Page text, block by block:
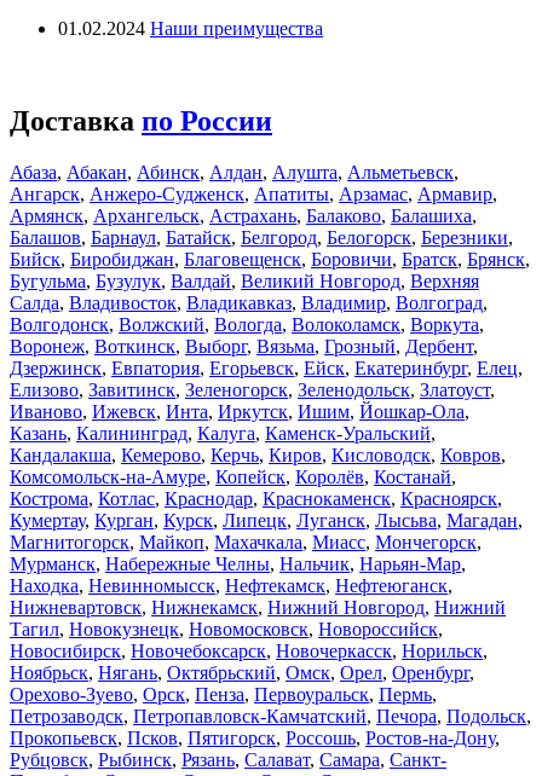
01.02.2024 Наши преимущества
Доставка по России
Абаза, Абакан, Абинск, Алдан, Алушта, Альметьевск,
Ангарск, Анжеро-Судженск, Апатиты, Арзамас, Армавир,
Армянск, Архангельск, Астрахань, Балаково, Балашиха,
Балашов, Барнаул, Батайск, Белгород, Белогорск, Березники,
Бийск, Биробиджан, Благовещенск, Боровичи, Братск, Брянск,
Бугульма, Бузулук, Валдай, Великий Новгород, Верхняя
Салда, Владивосток, Владикавказ, Владимир, Волгоград,
Волгодонск, Волжский, Вологда, Волоколамск, Воркута,
Воронеж, Воткинск, Выборг, Вязьма, Грозный, Дербент,
Дзержинск, Евпатория, Егорьевск, Ейск, Екатеринбург, Елец,
Елизово, Завитинск, Зеленогорск, Зеленодольск, Златоуст,
Иваново, Ижевск, Инта, Иркутск, Ишим, Йошкар-Ола,
Казань, Калининград, Калуга, Каменск-Уральский,
Кандалакша, Кемерово, Керчь, Киров, Кисловодск, Ковров,
Комсомольск-на-Амуре, Копейск, Королёв, Костанай,
Кострома, Котлас, Краснодар, Краснокаменск, Красноярск,
Кумертау, Курган, Курск, Липецк, Луганск, Лысьва, Магадан,
Магнитогорск, Майкоп, Махачкала, Миасс, Мончегорск,
Мурманск, Набережные Челны, Нальчик, Нарьян-Мар,
Находка, Невинномысск, Нефтекамск, Нефтеюганск,
Нижневартовск, Нижнекамск, Нижний Новгород, Нижний
Тагил, Новокузнецк, Новомосковск, Новороссийск,
Новосибирск, Новочебоксарск, Новочеркасск, Норильск,
Ноябрьск, Нягань, Октябрьский, Омск, Орел, Оренбург,
Орехово-Зуево, Орск, Пенза, Первоуральск, Пермь,
Петрозаводск, Петропавловск-Камчатский, Печора, Подольск,
Прокопьевск, Псков, Пятигорск, Россошь, Ростов-на-Дону,
Рубцовск, Рыбинск, Рязань, Салават, Самара, Санкт-